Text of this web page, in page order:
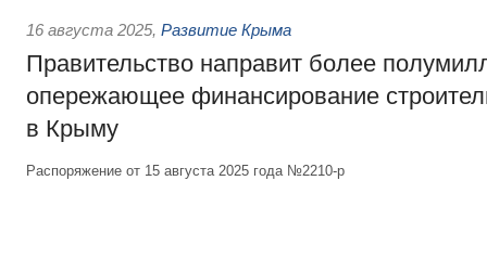
16 августа 2025, Развитие Крыма
Правительство направит более
опережающее финансирование
в Крыму
Распоряжение от 15 августа 2025 года №2210-р